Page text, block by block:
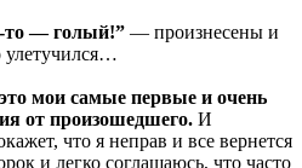
то — голый!” — произнесены и
улетучился…
мои самые первые и очень
от произошедшего. И
что я неправ и все вернется
и легко соглашаюсь, что часто